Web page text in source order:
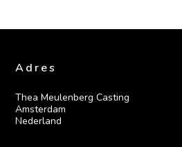
Adres
Thea Meulenberg Casting
Amsterdam
Nederland